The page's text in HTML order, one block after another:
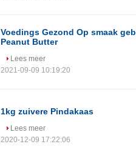
Voedings Gezond Op smaak
Peanut Butter
Lees meer
2021-09-09 10:19:20
1kg zuivere Pindakaas
Lees meer
2020-12-09 17:22:06